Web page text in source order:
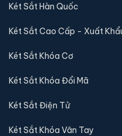
thể qua xem trực tiếp,
tới quý khách
Sản phẩm cùng
so sánh kích thước, công
hàng.
Két Sắt Hàn Quốc
Két Sắt Cao Cấp - Xuất
Két Sắt Khóa Cơ
Két Sắt Khóa Đổi Mã
Két Sắt Điện Tử
Két Sắt Khóa Vân Tay